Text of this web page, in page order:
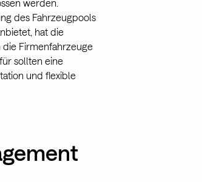
werden.
des Fahrzeugpools
hat die
die Firmenfahrzeuge
sollten eine
und flexible